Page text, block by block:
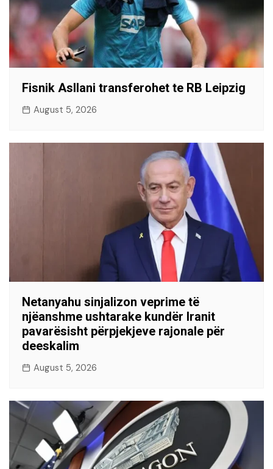
Fisnik Asllani transferohet te RB Leipzig
August 5, 2026
Netanyahu sinjalizon veprime të
njëanshme ushtarake kundër Iranit
pavarësisht përpjekjeve rajonale për
deeskalim
August 5, 2026